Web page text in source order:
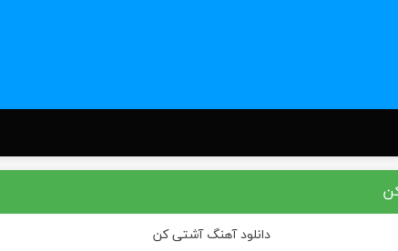
دانلود آهنگ آشتی کن